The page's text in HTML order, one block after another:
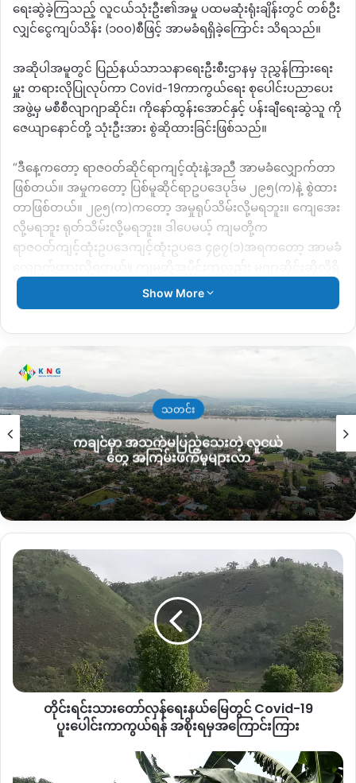
ရေးဆွဲခဲ့ကြသည့် လူငယ်သုံးဦး၏အမှု ပထမဆုံးရုံးချိန်းတွင် တစ်ဦး
လျှင်ငွေကျပ်သိန်း (၁၀၀)စီဖြင့် အာမခံရရှိခဲ့ကြောင်း သိရသည်။
အဆိုပါအမူတွင် ပြည်နယ်သာသနာရေးဦးစီးဌာနမှ ဒုညွှန်ကြားရေး
မှူး တရားလိုပြုလုပ်ကာ Covid-19ကာကွယ်ရေး စုပေါင်းပညာပေး
အဖွဲ့မှ မစီစီလျာဂျာဆိုင်း၊ ကိုနော်ထွန်းအောင်နှင့် ပန်းချီရေးဆွဲသူ ကို
ဇေယျာနောင်တို့ သုံးဦးအား စွဲဆိုထားခြင်းဖြစ်သည်။
“ဒီနေ့ကတော့ ရာဇဝတ်ဆိုင်ရာကျင့်ထုံးနဲ့အညီ အာမခံလျှောက်တာ
ဖြစ်တယ်။ အမှုကတော့ ပြစ်မူဆိုင်ရာဥပဒေပုဒ်မ ၂၉၅(က)နဲ့ စွဲထား
တာဖြစ်တယ်။ ၂၉၅(က)ကတော့ အမှုရုပ်သိမ်းလို့မရဘူး။ ကျေအေး
လို့မရဘူး ရုတ်သိမ်းလို့မရဘူး။ ဒါပေမယ့် ကျမတို့က
ရာဇဝတ်ကျင့်ထုံးဥပဒေကျင့်ထုံးဥပဒေ ၄၉၇(၁)အရကတော့ အာမခံ
ရင် ငယ်ရွယ်တဲ့အမျိုးသမီးတစ်ဦးဖြစ်တယ်။ မိခင်အို၊ဖခင်အိုကို
ပြုစုနေရတဲ့သူဖြစ်တယ်။ ဇေယျာနောင်လည်း အစာအိမ်ရောဂါခံစား
နော်ထွန်းအောင်ကလည်း သူငယ်ငယ်ကတည်းကနေ ရင်ကျပ်ရောဂါ
ရှိတယ်လက်ရှိလည်း ဆေးရုံနဲ့ကုသနေရတာဖြစ်တယ်။ သူတို့ဘက်
ကလည်း အထောက်အထားအပြည့်အစုံတင်ပေးတယ်။ တစ်ဖက်က
လည်း ကျမတို့ိကို ဒီအာမခံနဲ့ပတ်သက်ပြီးဥပဒေအရာရှိ
ဆုံးဖြတ်ချက်ဘဲလို့ပြောတယ်။ ဥပဒေအရာရှိဘက်ကလည်း ဒီပုဒ်မ
က သေဒဏ်၊ တစ်သက်တစ်ကျွန်းချမှတ်လို့ရတဲ့ ဥပဒေမဟုတ်ဘူး။
သက်သေအထောက်ထားခိုင်လုံတဲ့တွက် အာမခံပေးခြင်းဖြစ်တယ်။”
ဟု တရားလွှတ်တော်ရှေ့နေ ဒေါ်ဒွဲဘူက ပြောသည်။
အဆိုပါအမှုသည် ဧပြီလ ၃ရက်နေ့ Covid-19 အန္တာရယ်
ဘူတာတိုက်တန်းတွင် ပန်းချီရေးဆွဲခဲ့ရာ ပန်းချီတွင် သေမင်းတမန်ပုံ
ရေးဆွဲရာတွင် သေမင်းတမန်၏ဝတ်ရုံသည် ဗုဒ္ဓဘာသာရဟန်း၏
သင်္ကန်းနဲ့တူညီမှုရှိသည်ဟုဝေဖန်မူများစွာ ရှိခဲ့ပြီးနောက် ပြည်နယ်
သာသနာရေးဦးစီးဌာနမှ ဒုညွှန်ကြားရေးမှူး ဦးထွန်းမြင့်မှ တရားလို
ပြုလုပ်ကာ စွဲဆိုခဲ့ခြင်းဖြစ်သည်။
“ ဒါကတော့ ဥပဒေအရဘဲ ဟိုတစ်ခါကလဲပြောထားပြီးသားလေခု
ကိုယ်တို့ဆောင်ရွက်ထားတဲ့အမှုသည် တရားရုံးကိုရောက်နေပြီ။ အဲ
တွက်ကြောင့်မို့ တရားရုံးကဘဲ ဥပဒေအတိုင်း ဆက်ပြီးဆောင်ရွက်
မှူး ဦးထွန်းမြင့်အောင် ဆိုသည်။
Show More
သတင်း
ကချင်မှာ အသက်မပြည့်သေးတဲ့ လူငယ်
တွေ အကြမ်းဖက်မှုများလာ
တိုင်းရင်းသား
တော်လှန်ရေး
နယ်မြေ
တွင်
Covid-
19
ပူးပေါင်း
ကာ
ကွယ်
တိုင်းရင်းသားတော်လှန်ရေးနယ်မြေတွင် Covid-19
ပူးပေါင်းကာကွယ်ရန် အစိုးရမှအကြောင်းကြား
နိုင်ငံသား